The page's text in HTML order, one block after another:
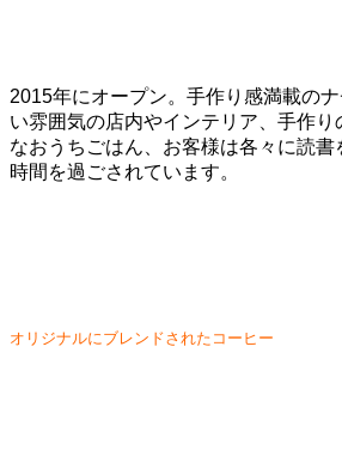
2015年にオープン。手作り感満載の
い雰囲気の店内やインテリア、手作
なおうちごはん、お客様は各々に読書
時間を過ごされています。
オリジナルにブレンドされたコーヒー